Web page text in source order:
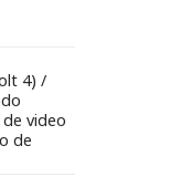
4) /
video
de